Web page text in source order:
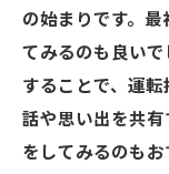
の始まりです。
てみるのも良い
することで、運
話や思い出を共
をしてみるのも